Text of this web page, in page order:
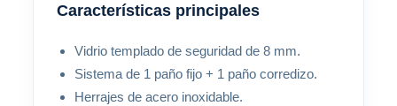
Características principales
Vidrio templado de seguridad de 8 mm.
Sistema de 1 paño fijo + 1 paño corredizo.
Herrajes de acero inoxidable.